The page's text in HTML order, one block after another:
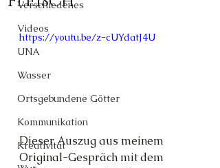
Verschiedenes
Videos
UNA
Wasser
Ortsgebundene Götter
Kommunikation
Kreativität
https://youtu.be/z-cUYdatJ4U
Dieser Auszug aus meinem
Original-Gespräch mit dem